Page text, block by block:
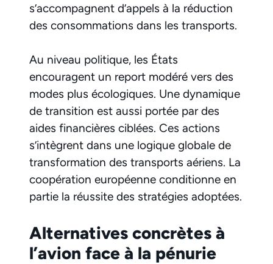
s’accompagnent d’appels à la réduction
des consommations dans les transports.
Au niveau politique, les États
encouragent un report modéré vers des
modes plus écologiques. Une dynamique
de transition est aussi portée par des
aides financières ciblées. Ces actions
s’intègrent dans une logique globale de
transformation des transports aériens. La
coopération européenne conditionne en
partie la réussite des stratégies adoptées.
Alternatives concrètes à
l’avion face à la pénurie